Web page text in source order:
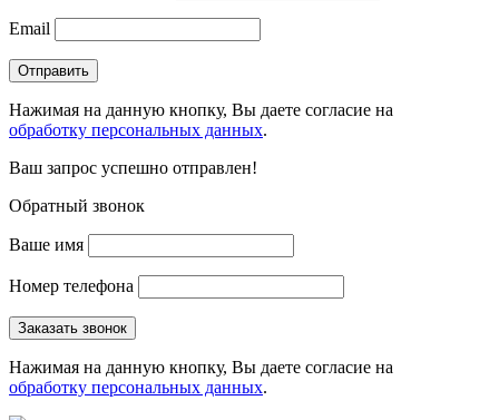
Email
Нажимая на данную кнопку, Вы даете согласие на
обработку персональных данных.
Ваш запрос успешно отправлен!
Обратный звонок
Ваше имя
Номер телефона
Нажимая на данную кнопку, Вы даете согласие на
обработку персональных данных.